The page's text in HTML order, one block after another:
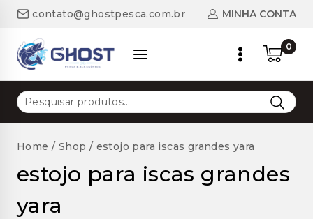
contato@ghostpesca.com.br MINHA CONTA
0
Pesquisar
por:
Home / Shop / estojo para iscas grandes yara
estojo para iscas grandes
yara